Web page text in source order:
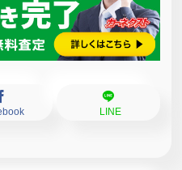
LINE